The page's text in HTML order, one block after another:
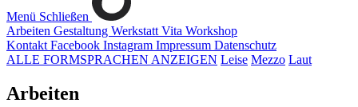
Menü Schließen
Arbeiten Gestaltung Werkstatt Vita Workshop
Kontakt Facebook Instagram Impressum Datenschutz
ALLE FORMSPRACHEN ANZEIGEN Leise Mezzo Laut
Arbeiten